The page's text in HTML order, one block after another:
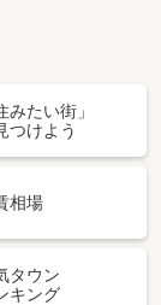
みたい街」
つけよう
相場
タウン
キング